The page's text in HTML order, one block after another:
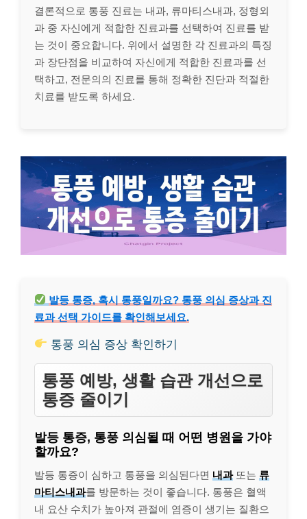
결론적으로 통풍 진료는 내과, 류마티스내과, 정형외
과 중 자신에게 적합한 진료과를 선택하여 진료를 받
는 것이 중요합니다. 위에서 설명한 각 진료과의 특징
과 장단점을 비교하여 자신에게 적합한 진료과를 선
택하고, 전문의의 진료를 통해 정확한 진단과 적절한
치료를 받도록 하세요.
발등 통증, 혹시 통풍일까요? 통풍 의심 증상과 진
료과 선택 가이드를 확인해보세요.
통풍 의심 증상 확인하기
통풍 예방, 생활 습관 개선으로
통증 줄이기
발등 통증, 통풍 의심될 때 어떤 병원을 가야
할까요?
발등 통증이 심하고 통풍을 의심된다면 내과또는 류
마티스내과를 방문하는 것이 좋습니다. 통풍은 혈액
내 요산 수치가 높아져 관절에 염증이 생기는 질환으